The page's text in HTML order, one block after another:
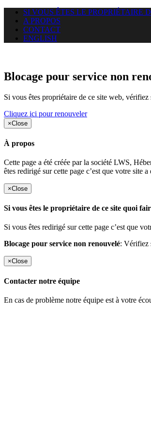
SI VOUS ÊTES LE PROPRIÉTAIRE
A PROPOS
CONTACT
ENGLISH
Blocage pour service non
Si vous êtes propriétaire de ce site web,
Cliquez ici pour renouveler
×Close
À propos
Cette page a été créée par la société LWS,
êtes redirigé sur cette page c’est que votre site
×Close
Si vous êtes le propriétaire de ce site quoi
Si vous êtes redirigé sur cette page c’est que
Blocage pour service non renouvelé: Vérifiez
×Close
Contacter notre équipe
En cas de problème notre équipe est à votre